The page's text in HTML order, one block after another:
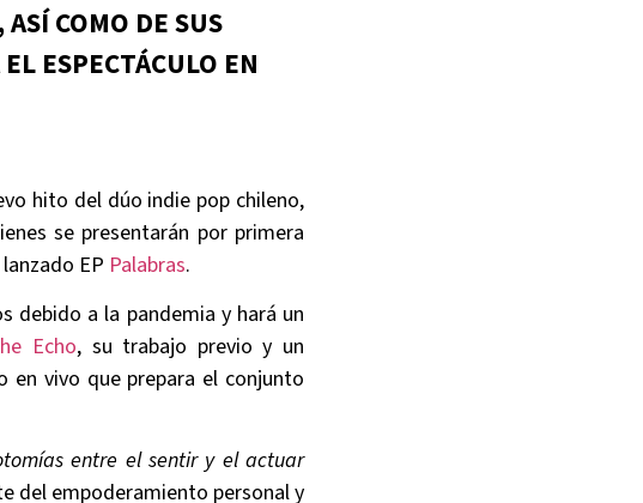
COMO DE SUS
ESPECTÁCULO EN
hito del dúo indie pop chileno,
se presentarán por primera
EP Palabras.
debido a la pandemia y hará un
Echo, su trabajo previo y un
en vivo que prepara el conjunto
entre el sentir y el actuar
del empoderamiento personal y